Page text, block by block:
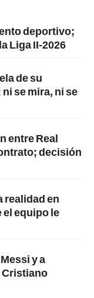
deportivo;
Liga II-2026
de su
se mira, ni se
entre Real
decisión
realidad en
el equipo le
y a
Cristiano